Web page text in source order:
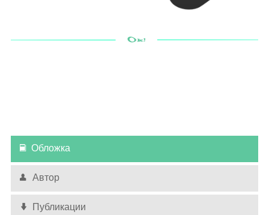
Обложка
Автор
Публикации